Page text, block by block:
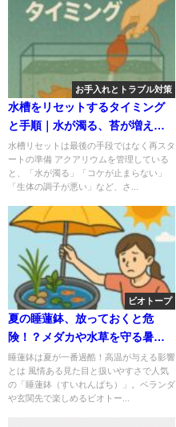
お手入れとトラブル対策
水槽をリセットするタイミング
と手順｜水が濁る、苔が増えす
ぎ、生態の調子がというあなた
に
水槽リセットは最後の手段ではなく再スタ
ートの準備 アクアリウムを管理している
と、「水が濁る」「コケが止まらない」
「生体の調子が悪い」など、さ...
ビオトープ
夏の睡蓮鉢、放っておくと危
険！？メダカや水草を守る暑さ
対策の決定版
睡蓮鉢は夏が一番過酷！高温が与える影響
とは 風情ある見た目と扱いやすさで人気
の「睡蓮鉢（すいれんばち）」。ベランダ
や玄関先で楽しめるビオトー...